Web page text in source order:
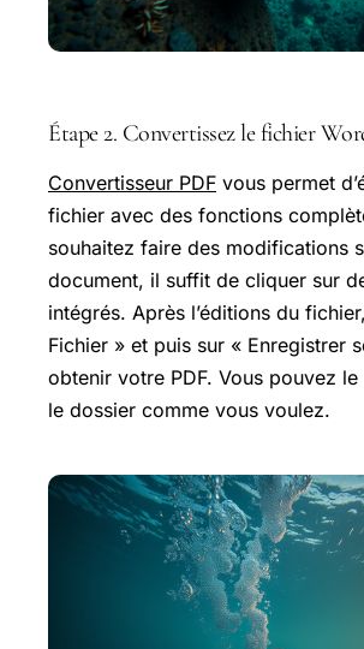
Étape 2. Convertissez le fichier
Convertisseur PDF vous permet
fichier avec des fonctions
souhaitez faire des modifications
document, il suffit de cliquer sur
intégrés. Après l’éditions du
Fichier » et puis sur « Enregistrer
obtenir votre PDF. Vous pouvez
le dossier comme vous voulez.